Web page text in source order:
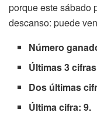
porque este sábado
descanso: puede
Número
Últimas 3
Dos últimas
Última cifra: 9.